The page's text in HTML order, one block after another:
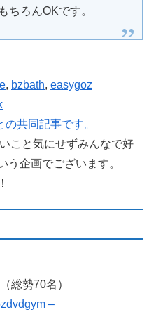
ちろんOKです。
, bzbath, easygoz
の共同記事です。
こと気にせずみんなで好
う企画でございます。
（総勢70名）
–